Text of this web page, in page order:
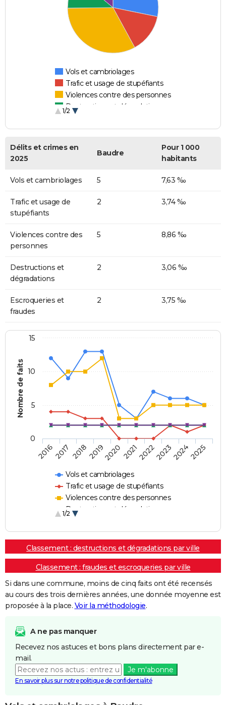
Vols et cambriolages
Trafic et usage de stupéfiants
Violences contre des personnes
Destructions et dégradations
1/2
Délits et crimes en
2025
Baudre
Pour 1 000
habitants
Vols et cambriolages 5 7,63 ‰
Trafic et usage de
stupéfiants
2 3,74 ‰
Violences contre des
personnes
5 8,86 ‰
Destructions et
dégradations
2 3,06 ‰
Escroqueries et
fraudes
2 3,75 ‰
Nombre de faits
Vols et cambriolages
Trafic et usage de stupéfiants
Violences contre des personnes
Destructions et dégradations
1/2
20162017 20182019202020212022202320242025
0
5
10
15
Classement : destructions et dégradations par ville
Classement : fraudes et escroqueries par ville
Si dans une commune, moins de cinq faits ont été recensés
au cours des trois dernières années, une donnée moyenne est
proposée à la place. Voir la méthodologie.
A ne pas manquer
Recevez nos astuces et bons plans directement par e-
mail.
Je m'abonne
En savoir plus sur notre politique de confidentialité